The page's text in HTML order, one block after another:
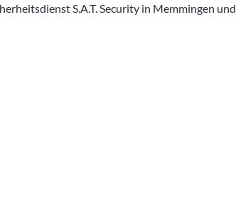
S.A.T. Security in Memmingen und